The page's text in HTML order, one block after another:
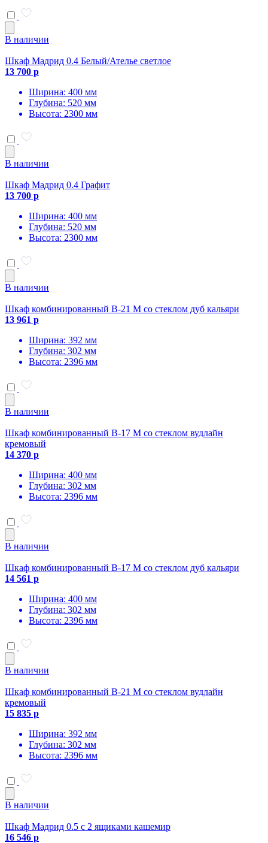
В наличии
Шкаф Мадрид 0.4 Белый/Ателье светлое
13 700 р
Ширина: 400 мм
Глубина: 520 мм
Высота: 2300 мм
В наличии
Шкаф Мадрид 0.4 Графит
13 700 р
Ширина: 400 мм
Глубина: 520 мм
Высота: 2300 мм
В наличии
Шкаф комбинированный В-21 М со стеклом дуб кальяри
13 961 р
Ширина: 392 мм
Глубина: 302 мм
Высота: 2396 мм
В наличии
Шкаф комбинированный В-17 М со стеклом вудлайн
кремовый
14 370 р
Ширина: 400 мм
Глубина: 302 мм
Высота: 2396 мм
В наличии
Шкаф комбинированный В-17 М со стеклом дуб кальяри
14 561 р
Ширина: 400 мм
Глубина: 302 мм
Высота: 2396 мм
В наличии
Шкаф комбинированный В-21 М со стеклом вудлайн
кремовый
15 835 р
Ширина: 392 мм
Глубина: 302 мм
Высота: 2396 мм
В наличии
Шкаф Мадрид 0.5 с 2 ящиками кашемир
16 546 р